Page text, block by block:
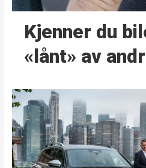
Kjenner du
«lånt» av